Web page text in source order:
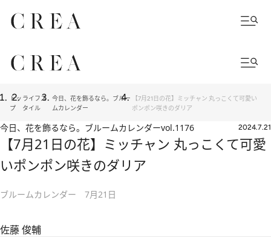
トッ
プ
ライフス
タイル
今日、花を飾るなら。ブルー
ムカレンダー
【7月21日の花】ミッチャン 丸っこくて可愛い
ポンポン咲きのダリア
今日、花を飾るなら。ブルームカレンダーvol.1176 2024.7.21
【7月21日の花】ミッチャン 丸っこくて可愛
いポンポン咲きのダリア
ブルームカレンダー 7月21日
佐藤 俊輔